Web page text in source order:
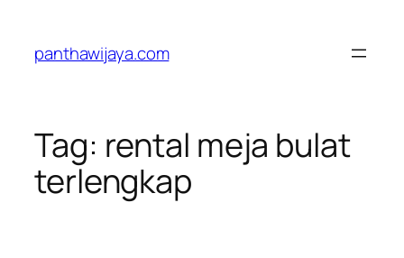
konten
panthawijaya.com
Tag: rental meja bulat
terlengkap